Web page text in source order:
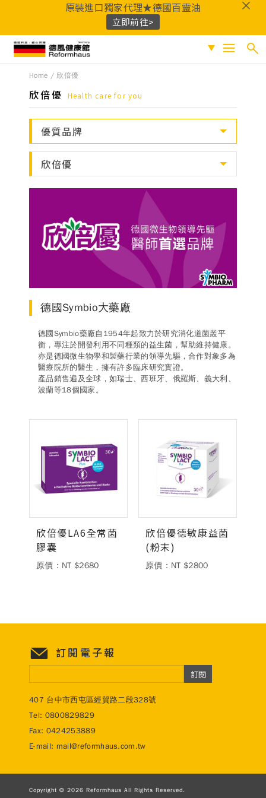
原裝進口獨家代理★德國百靈油
立即前往>
百靈油 黑種草油 鎂 Q10 酸櫻桃
魚
油
益生菌
鐵
B群 鋅 蜂膠
Home 欣倍優
欣倍優 Health care for you
優質品牌
欣倍優
德國Symbio大藥廠
德國Symbio藥廠自1954年起致力於研究消化道菌叢平
衡，專注於開發利用不同種類的益生菌，幫助維持健康。
亦是德國微生物學和製藥行業的領導先驅，合作對象多為
醫療院所的醫生，擁有許多臨床研究實證。
產品銷售遍及全球，如瑞士、西班牙、俄羅斯、義大利、
波蘭等18個國家。
欣倍優LA6全常菌
膠囊
原價：NT $2680
欣倍優德敏康益菌
(粉末)
原價：NT $2800
促銷專區
人氣商品
保健系列
成份分類
適用族群
嚴選好物
優質品牌
所有訊息 營養知識
客服資訊
門市據點 常見問題 聯絡德風
關於我們
會員專區
訂單查詢 使用條款
購物說明
百靈油粉絲團
登入
訂閱電子報
訂閱
407 台中市西屯區經貿路二段328號
Tel: 0800829829
Fax: 0424253889
E-mail: mail@reformhaus.com.tw
Copyright © 2026 Reformhaus All Rights Reserved.